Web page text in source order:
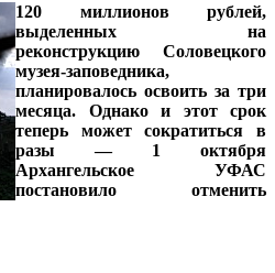
120 миллионов рублей,
выделенных на
реконструкцию Соловецкого
музея-заповедника,
планировалось освоить за три
месяца. Однако и этот срок
теперь может сократиться в
разы — 1 октября
Архангельское УФАС
постановило отменить